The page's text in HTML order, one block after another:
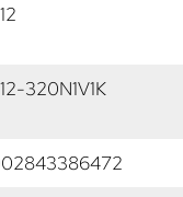
320N1V1K